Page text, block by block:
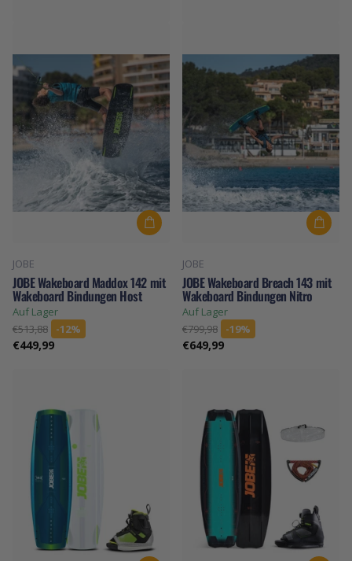
JOBE
JOBE Wakeboard Maddox 142 mit
Wakeboard Bindungen Host
Auf Lager
€513,88
-12%
€449,99
JOBE
JOBE Wakeboard Breach 143 mit
Wakeboard Bindungen Nitro
Auf Lager
€799,98
-19%
€649,99